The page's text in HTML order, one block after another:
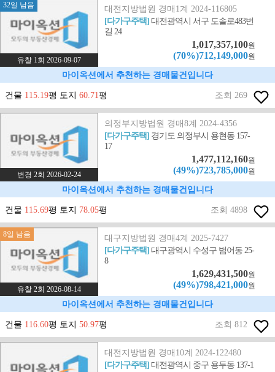
32일 남음
유찰 1회 2026-09-07
대전지방법원 경매1계 2024-116805
[다가구주택]대전광역시 서구 도솔로483번
길 24
1,017,357,100원
(70%)712,149,000원
마이옥션에서 추천하는 경매물건입니다
건물 115.19평 토지 60.71평 조회 269
변경 2회 2026-02-24
의정부지방법원 경매8계 2024-4356
[다가구주택] 경기도 의정부시 용현동 157-
17
1,477,112,160원
(49%)723,785,000원
마이옥션에서 추천하는 경매물건입니다
건물 115.69평 토지 78.05평 조회 4898
8일 남음
유찰 2회 2026-08-14
대구지방법원 경매4계 2025-7427
[다가구주택]대구광역시 수성구 범어동 25-
8
1,629,431,500원
(49%)798,421,000원
마이옥션에서 추천하는 경매물건입니다
건물 116.60평 토지 50.97평 조회 812
대전지방법원 경매10계 2024-122480
[다가구주택]대전광역시 중구 용두동 137-1